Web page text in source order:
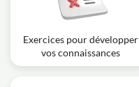
Exercices pour développer
vos connaissances